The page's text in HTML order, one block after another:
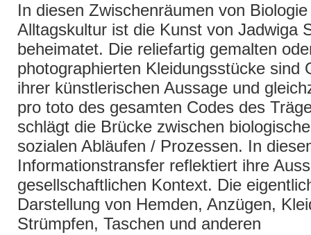
In diesen Zwischenräumen von
Alltagskultur ist die Kunst von Jadwiga
beheimatet. Die reliefartig gemalten
photographierten Kleidungsstücke sind
ihrer künstlerischen Aussage und
pro toto des gesamten Codes des
schlägt die Brücke zwischen
sozialen Abläufen / Prozessen. In
Informationstransfer reflektiert ihre
gesellschaftlichen Kontext. Die
Darstellung von Hemden, Anzügen,
Strümpfen, Taschen und anderen